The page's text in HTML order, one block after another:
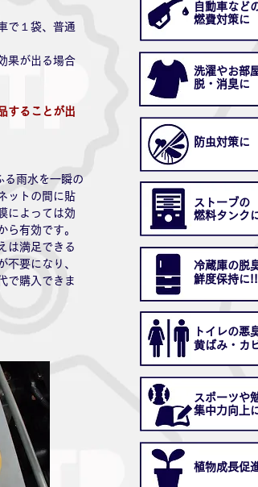
で１袋、普通
果が出る場合
することが出
る雨水を一瞬の
ットの間に貼
によっては効
ら有効です。
は満足できる
不要になり、
で購入できま
自動車など
​燃費対策に
洗濯やお部
​脱・消臭に
防虫対策に
ストーブの
燃料タンク
冷蔵庫の脱
​鮮度保持に!!
トイレの悪
黄ばみ・カ
スポーツや
集中力向上
植物成長促